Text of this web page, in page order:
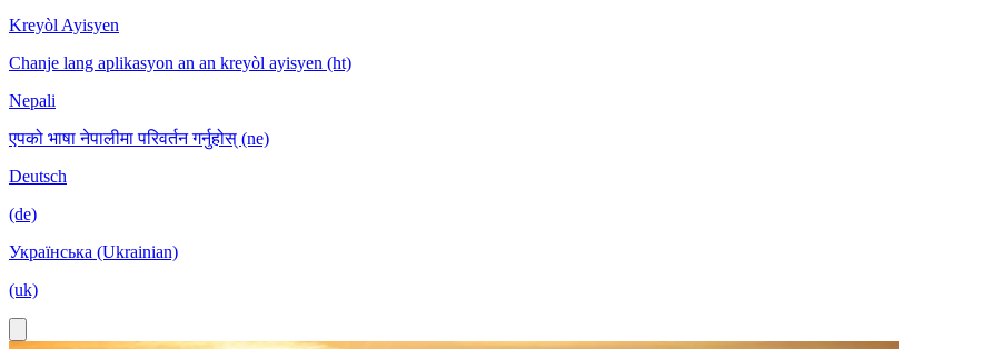
Kreyòl Ayisyen
Chanje lang aplikasyon an an kreyòl ayisyen (ht)
Nepali
एपको भाषा नेपालीमा परिवर्तन गर्नुहोस् (ne)
Deutsch
(de)
Українська (Ukrainian)
(uk)